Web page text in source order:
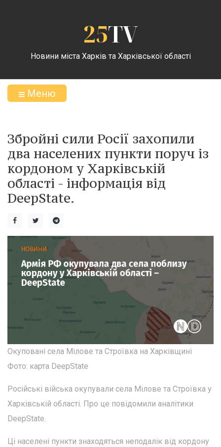
25TV
Новини міста Харків та Харківської області
Меню
Збройні сили Росії захопили
два населених пункти поруч із
кордоном у Харківській
області - інформація від
DeepState.
Окуповані села Мілове та Строївка на Харківщині
Фото: карта DeepState
Російські війська окупували села Мілове та Строївка у
Харківській області. Про це повідомили аналітики
DeepState.
Ці населені пункти знаходяться неподалік від кордону